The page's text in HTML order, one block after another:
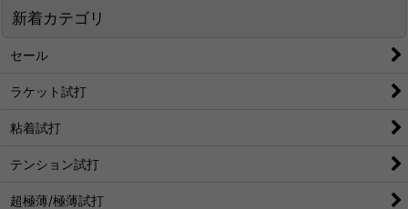
新着カテゴリ
セール
ラケット試打
粘着試打
テンション試打
超極薄/極薄試打